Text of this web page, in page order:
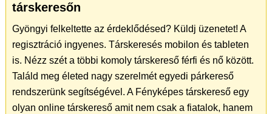
társkeresőn
Gyöngyi felkeltette az érdeklődésed? Küldj üzenetet! A
regisztráció ingyenes. Társkeresés mobilon és tableten
is. Nézz szét a többi komoly társkereső férfi és nő között.
Találd meg életed nagy szerelmét egyedi párkereső
rendszerünk segítségével. A Fényképes társkereső egy
olyan online társkereső amit nem csak a fiatalok, hanem